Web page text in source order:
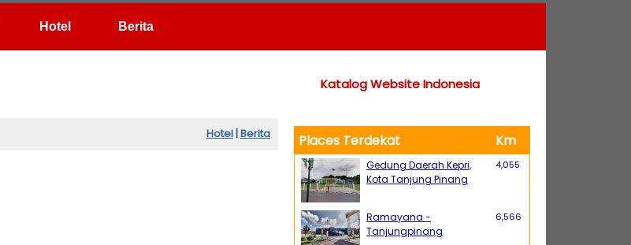
Berita
Katalog Website Indonesia
Hotel|Berita Places Terdekat Km
Gedung Daerah Kepri,
Kota Tanjung Pinang
4,055
Ramayana -
Tanjungpinang
6,566